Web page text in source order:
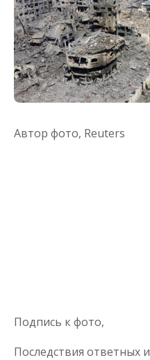
Автор фото, Reuters
Подпись к фото,
Последствия ответных